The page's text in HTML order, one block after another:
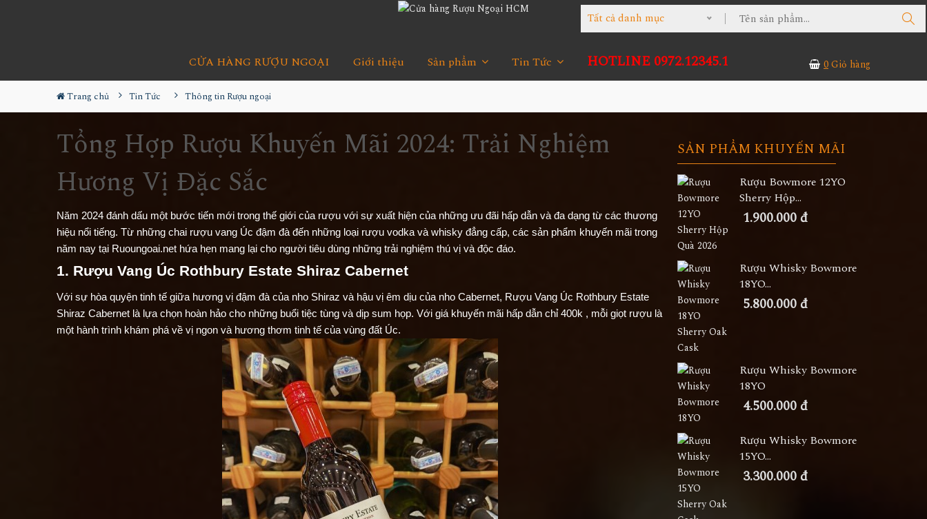
Tất cả danh mục
CỬA HÀNG RƯỢU NGOẠI Giới thiệu Sản phẩm Tin Tức HOTLINE 0972.12345.1 0Giỏ hàng
Trang chủ Tin Tức Thông tin Rượu ngoại
Tổng Hợp Rượu Khuyến Mãi 2024: Trải Nghiệm
Hương Vị Đặc Sắc
Năm 2024 đánh dấu một bước tiến mới trong thế giới của rượu với sự xuất hiện của những ưu đãi hấp dẫn và đa dạng từ các thương
hiệu nổi tiếng. Từ những chai rượu vang Úc đậm đà đến những loại rượu vodka và whisky đẳng cấp, các sản phẩm khuyến mãi trong
năm nay tại Ruoungoai.net hứa hẹn mang lại cho người tiêu dùng những trải nghiệm thú vị và độc đáo.
1. Rượu Vang Úc Rothbury Estate Shiraz Cabernet
Với sự hòa quyện tinh tế giữa hương vị đậm đà của nho Shiraz và hậu vị êm dịu của nho Cabernet, Rượu Vang Úc Rothbury Estate
Shiraz Cabernet là lựa chọn hoàn hảo cho những buổi tiệc tùng và dịp sum họp. Với giá khuyến mãi hấp dẫn chỉ 400k , mỗi giọt rượu là
một hành trình khám phá về vị ngon và hương thơm tinh tế của vùng đất Úc.
SẢN PHẨM KHUYẾN MÃI
Rượu Bowmore 12YO
Sherry Hộp...
1.900.000 đ
Rượu Whisky Bowmore
18YO...
5.800.000 đ
Rượu Whisky Bowmore
18YO
4.500.000 đ
Rượu Whisky Bowmore
15YO...
3.300.000 đ